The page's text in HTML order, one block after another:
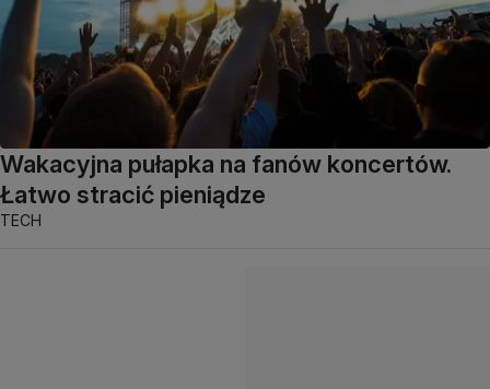
Wakacyjna pułapka na fanów koncertów.
Łatwo stracić pieniądze
TECH